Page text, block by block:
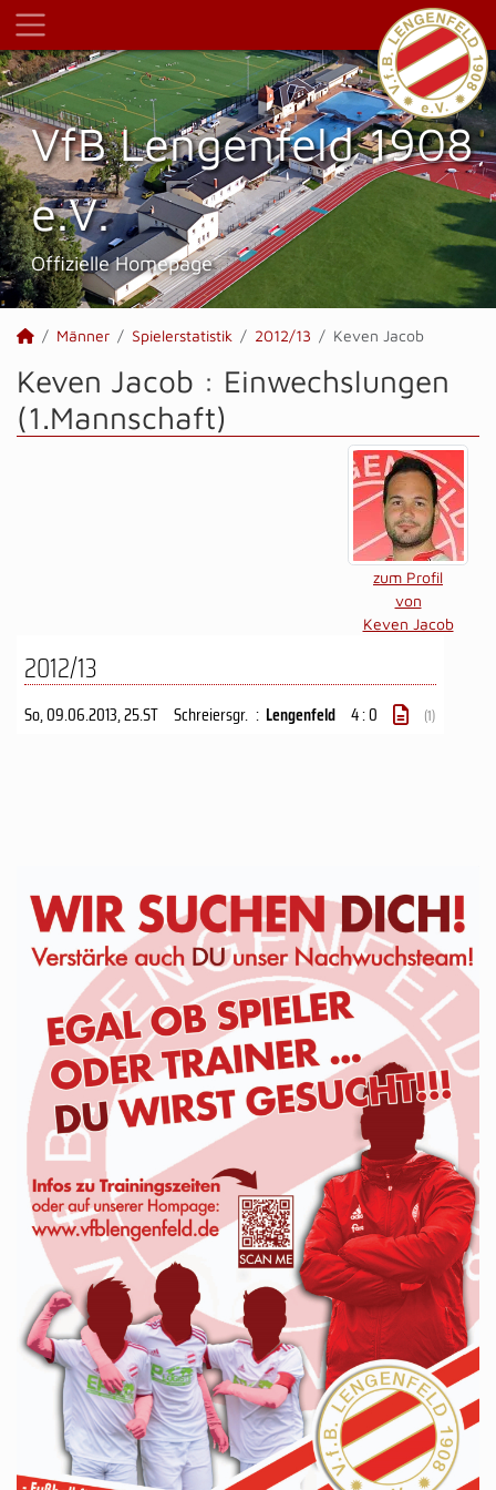
VfB Lengenfeld 1908
e.V.
Offizielle Homepage
Männer Spielerstatistik 2012/13 Keven Jacob
Keven Jacob : Einwechslungen
(1.Mannschaft)
zum Profil
von
Keven Jacob
2012/13
So, 09.06.2013, 25.ST Schreiersgr. : Lengenfeld 4 : 0 (1)